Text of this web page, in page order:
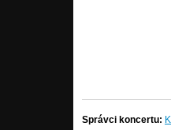
Správci koncertu: